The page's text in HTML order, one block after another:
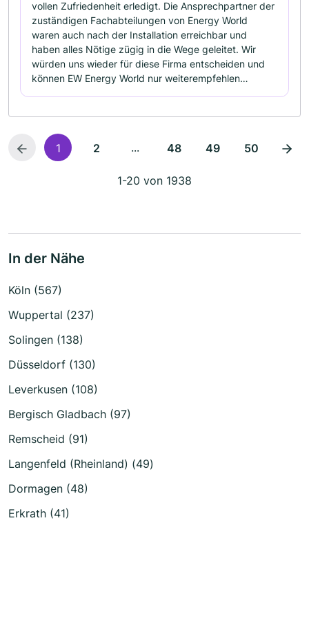
vollen Zufriedenheit erledigt. Die Ansprechpartner der
zuständigen Fachabteilungen von Energy World
waren auch nach der Installation erreichbar und
haben alles Nötige zügig in die Wege geleitet. Wir
würden uns wieder für diese Firma entscheiden und
können EW Energy World nur weiterempfehlen…
1 2 ... 48 49 50
1-20 von 1938
In der Nähe
Köln (567)
Wuppertal (237)
Solingen (138)
Düsseldorf (130)
Leverkusen (108)
Bergisch Gladbach (97)
Remscheid (91)
Langenfeld (Rheinland) (49)
Dormagen (48)
Erkrath (41)